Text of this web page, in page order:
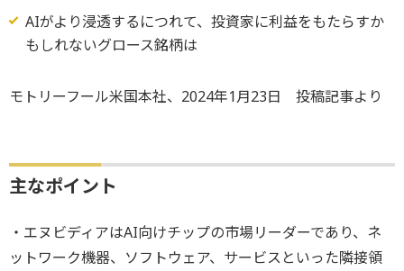
AIがより浸透するにつれて、投資家に利益をもたらすか
もしれないグロース銘柄は
モトリーフール米国本社、2024年1月23日 投稿記事より
主なポイント
・エヌビディアはAI向けチップの市場リーダーであり、ネ
ットワーク機器、ソフトウェア、サービスといった隣接領